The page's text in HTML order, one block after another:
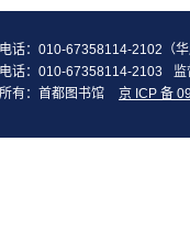
话：010-67358114-2102（
话：010-67358114-2103
监
有：首都图书馆
京 ICP 备